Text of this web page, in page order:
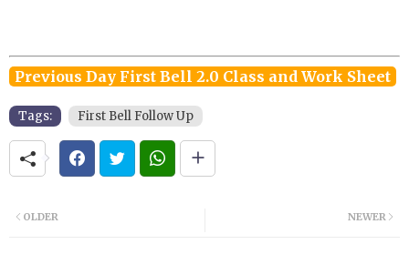
Previous Day First Bell 2.0 Class and Work Sheet
Tags: First Bell Follow Up
NEWER
OLDER